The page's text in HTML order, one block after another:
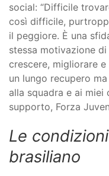
social: “Difficile
così difficile,
il peggiore. È una
stessa motivazione
crescere, migliorare
un lungo recupero
alla squadra e ai
supporto, Forza
Le
brasiliano